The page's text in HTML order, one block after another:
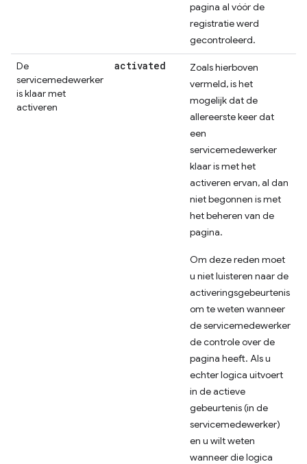
pagina al vóór de
registratie werd
gecontroleerd.
De
servicemedewerker
is klaar met
activeren
activated
Zoals hierboven
vermeld, is het
mogelijk dat de
allereerste keer dat
een
servicemedewerker
klaar is met het
activeren ervan, al dan
niet begonnen is met
het beheren van de
pagina.
Om deze reden moet
u niet luisteren naar de
activeringsgebeurtenis
om te weten wanneer
de servicemedewerker
de controle over de
pagina heeft. Als u
echter logica uitvoert
in de actieve
gebeurtenis (in de
servicemedewerker)
en u wilt weten
wanneer die logica